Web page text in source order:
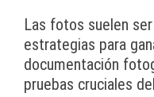
Las fotos suelen
estrategias para
documentación
pruebas cruciales